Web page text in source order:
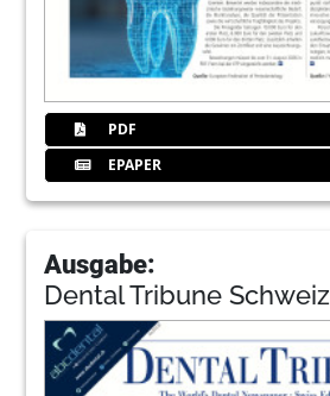
PDF
EPAPER
Ausgabe:
Dental Tribune Schweiz